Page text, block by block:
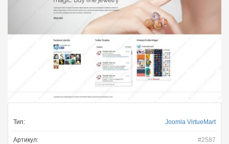
Тип: Joomla VirtueMart
Артикул: #2587